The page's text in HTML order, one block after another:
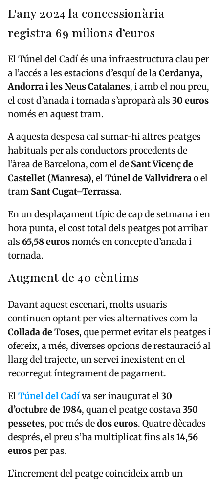
L'any 2024 la concessionària
registra 69 milions d’euros
El Túnel del Cadí és una infraestructura clau per
a l’accés a les estacions d’esquí de laCerdanya,
Andorra i les Neus Catalanes, i amb el nou preu,
el cost d’anada i tornada s’aproparà als 30 euros
només en aquest tram.
A aquesta despesa cal sumar-hi altres peatges
habituals per als conductors procedents de
l’àrea de Barcelona, com el de Sant Vicenç de
Castellet (Manresa), elTúnel de Vallvidrerao el
tram Sant Cugat–Terrassa.
En un desplaçament típic de cap de setmana i en
hora punta, el cost total dels peatges pot arribar
als 65,58 eurosnomés en concepte d’anada i
tornada.
Augment de 40 cèntims
Davant aquest escenari, molts usuaris
continuen optant per vies alternatives com la
Collada de Toses, que permet evitar els peatges i
ofereix, a més, diverses opcions de restauració al
llarg del trajecte, un servei inexistent en el
recorregut íntegrament de pagament.
ElTúnel del Cadíva ser inaugurat el30
d’octubre de 1984, quan el peatge costava350
pessetes, poc més dedos euros. Quatre dècades
després, el preu s’ha multiplicat fins als 14,56
eurosper pas.
L’increment del peatge coincideix amb un